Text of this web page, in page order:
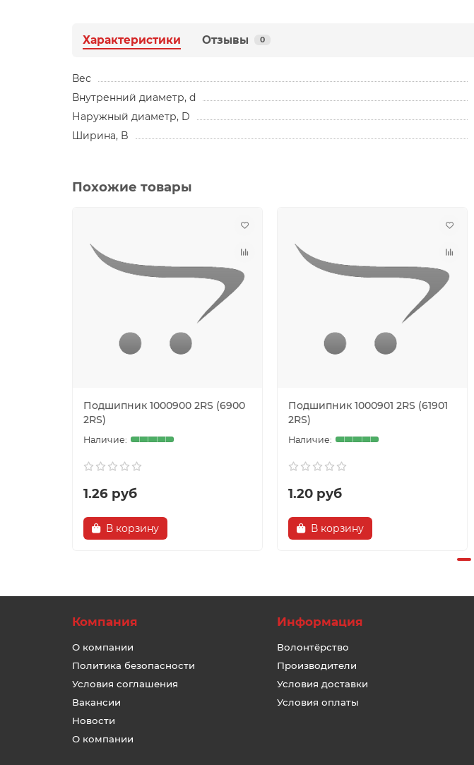
Характеристики Отзывы 0
Вес
Внутренний диаметр, d
Наружный диаметр, D
Ширина, B
Похожие товары
Подшипник 1000900 2RS (6900
2RS)
1.26 руб
В корзину
Подшипник 1000901 2RS (61901
2RS)
1.20 руб
В корзину
Компания
О компании
Политика безопасности
Условия соглашения
Вакансии
Новости
О компании
Информация
Волонтёрство
Производители
Условия доставки
Условия оплаты